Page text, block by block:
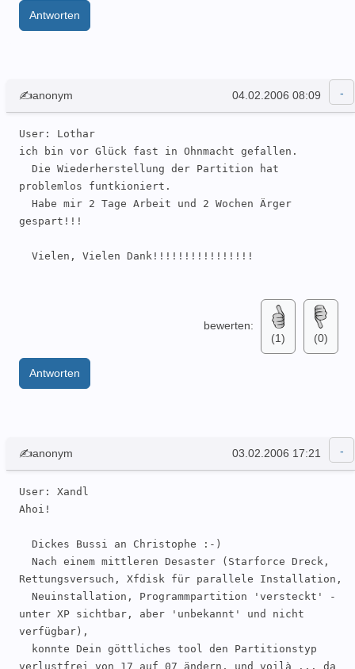
Antworten
✍anonym 04.02.2006 08:09
User: Lothar
ich bin vor Glück fast in Ohnmacht gefallen.
problemlos funtkioniert.
gespart!!!
bewerten:
(1)
(0)
Antworten
✍anonym 03.02.2006 17:21
User: Xandl
Ahoi!
Rettungsversuch, Xfdisk für parallele Installation,
unter XP sichtbar, aber 'unbekannt' und nicht
verfügbar),
verlustfrei von 17 auf 07 ändern, und voilà ... da